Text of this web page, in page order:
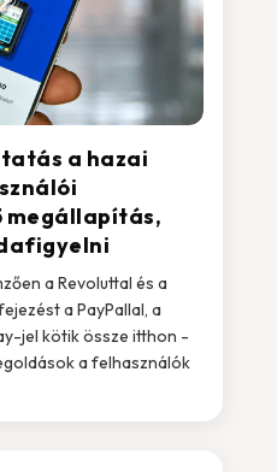
a hazai
megállapítás,
a Revoluttal és a
a PayPallal, a
jel kötik össze itthon -
a felhasználók